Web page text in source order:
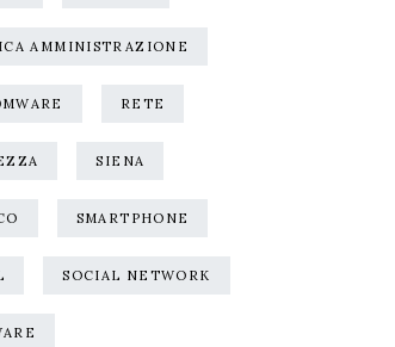
AMMINISTRAZIONE
RETE
SIENA
SMARTPHONE
SOCIAL NETWORK